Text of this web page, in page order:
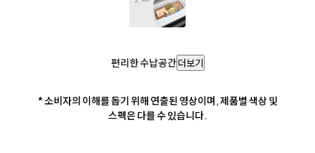
편리한 수납공간 더보기
* 소비자의 이해를 돕기 위해 연출된 영상이며, 제품별 색상 및
스펙은 다를 수 있습니다.